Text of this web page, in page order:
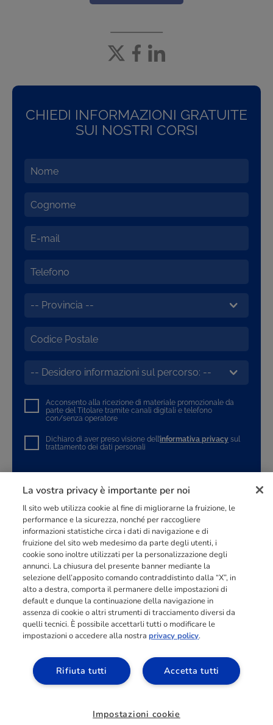
CHIEDI INFORMAZIONI GRATUITE
SUI NOSTRI CORSI
Acconsento alla ricezione di materiale promozionale da
parte del Titolare tramite canali digitali e telefono
con/senza operatore
Dichiaro di aver preso visione dell’informativa privacy sul
trattamento dei dati personali
INVIA LA RICHIESTA
Punto di riferimento didimensione europeanellaformazione
professionale orientata al mercato del lavoro con più di140.000 studenti
raggiunti e formati all’anno tra Spagna, Portogallo e Italia.
03211992123
SCOPRI I NOSTRI CORSI
Privacy Policy|Cookie Policy- CEF PUBLISHING S.p.A. - PIVA
La vostra privacy è importante per noi
Il sito web utilizza cookie al fine di migliorarne la fruizione, le
performance e la sicurezza, nonché per raccogliere
informazioni statistiche circa i dati di navigazione e di
fruizione del sito web medesimo da parte degli utenti, i
cookie sono inoltre utilizzati per la personalizzazione degli
annunci. La chiusura del presente banner mediante la
selezione dell’apposito comando contraddistinto dalla “X”, in
alto a destra, comporta il permanere delle impostazioni di
default e dunque la continuazione della navigazione in
assenza di cookie o altri strumenti di tracciamento diversi da
quelli tecnici. È possibile accettarli tutti o modificare le
impostazioni o accedere alla nostraprivacy policy.
Accetta tutti
Rifiuta tutti
Impostazioni cookie